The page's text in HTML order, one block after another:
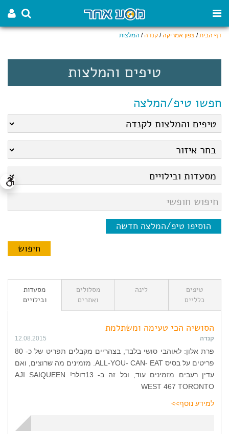
דף הבית/ צפון אמריקה/ קנדה/ המלצות
טיפים והמלצות
חפשו טיפ/המלצה
הוסיפו טיפ/המלצה חדשה
טיפים
כלליים
לינה
מסלולים
ואתרים
מסעדות
ובילויים
הסושיה הכי טעימה ומשתלמת
קנדה 12.08.2015
פרת אלון: לאוהבי סושי בלבד, בצהריים מקבלים תפריט של כ- 80
פריטים על בסיס ALL-YOU- CAN- EAT. מזמינים מה שרוצים, ואם
עדין רעבים מזמינים עוד, וכל זה ב- 13דולר! AJI SAIQUEEN
WEST 467 TORONTO
למידע נוסף>>